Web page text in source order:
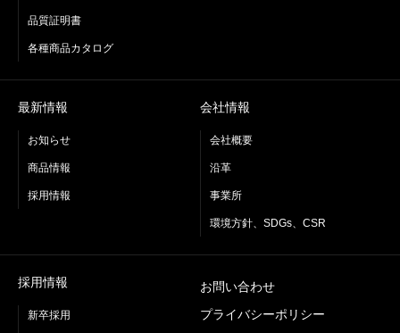
品質証明書
各種商品カタログ
最新情報
お知らせ
商品情報
採用情報
会社情報
会社概要
沿革
事業所
環境方針、SDGs、CSR
採用情報
新卒採用
お問い合わせ
プライバシーポリシー